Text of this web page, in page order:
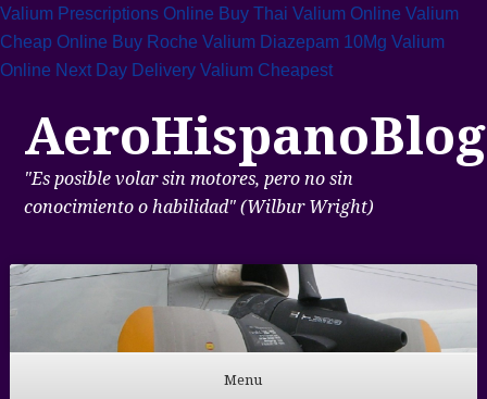
Valium Prescriptions Online Buy Thai Valium Online Valium
Cheap Online Buy Roche Valium Diazepam 10Mg Valium
Online Next Day Delivery Valium Cheapest
AeroHispanoBlog
"Es posible volar sin motores, pero no sin
conocimiento o habilidad" (Wilbur Wright)
Menu